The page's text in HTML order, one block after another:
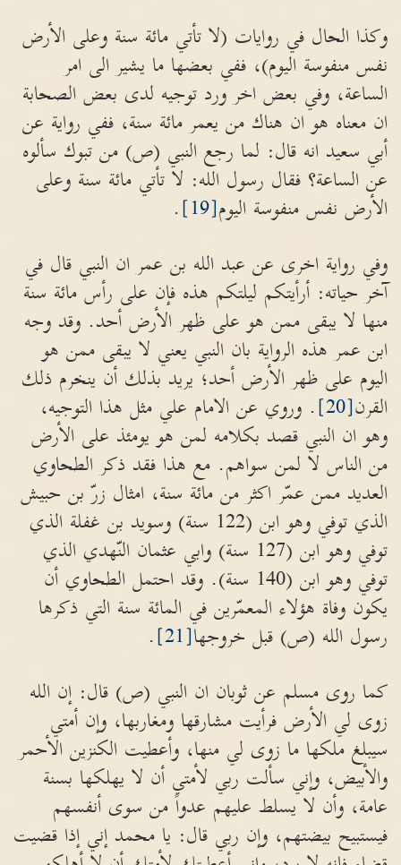
وكذا الحال في روايات (لا تأتي مائة سنة وعلى الأرض
نفس منفوسة اليوم)، ففي بعضها ما يشير الى امر
الساعة، وفي بعض اخر ورد توجيه لدى بعض الصحابة
ان معناه هو ان هناك من يعمر مائة سنة، ففي رواية عن
أبي سعيد انه قال: لما رجع النبي (ص) من تبوك سألوه
عن الساعة؟ فقال رسول الله: لا تأتي مائة سنة وعلى
الأرض نفس منفوسة اليوم[19]
.
وفي رواية اخرى عن عبد الله بن عمر ان النبي قال في
آخر حياته: أرأيتكم ليلتكم هذه فإن على رأس مائة سنة
منها لا يبقى ممن هو على ظهر الأرض أحد. وقد وجه
ابن عمر هذه الرواية بان النبي يعني لا يبقى ممن هو
اليوم على ظهر الأرض أحد؛ يريد بذلك أن ينخرم ذلك
القرن[20]
. وروي عن الامام علي مثل هذا التوجيه،
وهو ان النبي قصد بكلامه لمن هو يومئذ على الأرض
من الناس لا لمن سواهم. مع هذا فقد ذكر الطحاوي
العديد ممن عمّر اكثر من مائة سنة، امثال زرّ بن حبيش
الذي توفي وهو ابن (122 سنة) وسويد بن غفلة الذي
توفي وهو ابن (127 سنة) وابي عثمان النّهدي الذي
توفي وهو ابن (140 سنة). وقد احتمل الطحاوي أن
يكون وفاة هؤلاء المعمّرين في المائة سنة التي ذكرها
رسول الله (ص) قبل خروجها[21]
.
كما روى مسلم عن ثوبان ان النبي (ص) قال: إن الله
زوى لي الأرض فرأيت مشارقها ومغاربها، وإن أمتي
سيبلغ ملكها ما زوى لي منها، وأعطيت الكنزين الأحمر
والأبيض، وإني سألت ربي لأمتي أن لا يهلكها بسنة
عامة، وأن لا يسلط عليهم عدواً من سوى أنفسهم
فيستبيح بيضتهم، وإن ربي قال: يا محمد إني إذا قضيت